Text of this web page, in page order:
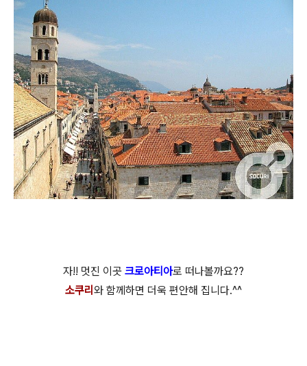
자!! 멋진 이곳 크로아티아로 떠나볼까요??
소쿠리 와 함께하면 더욱 편안해 집니다.^^